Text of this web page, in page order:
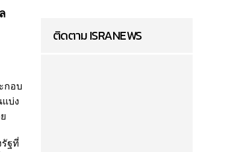
กอบ
บ่ง
ฐที่
ติดตาม ISRANEWS